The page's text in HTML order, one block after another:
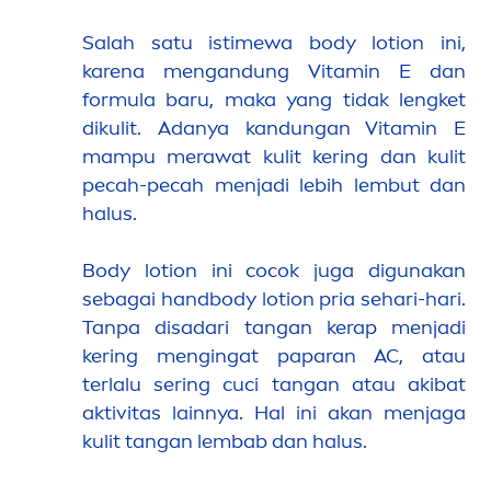
Salah satu istimewa body lotion ini,
karena mengandung Vitamin E dan
formula baru, maka yang tidak lengket
dikulit. Adanya kandunganVitamin E
mampu merawat kulit kering dan kulit
pecah-pecah menjadi lebih lembut dan
halus.
Body lotion ini cocok juga digunakan
sebagai handbody lotion pria sehari-hari.
Tanpa disadari tangan kerap menjadi
kering mengingat paparan AC, atau
terlalu sering cuci tangan atau akibat
aktivitas lainnya. Hal ini akan menjaga
kulit tangan lembab dan halus.